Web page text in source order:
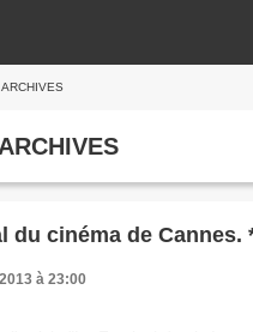
du cinéma de Cannes.
à 23:00